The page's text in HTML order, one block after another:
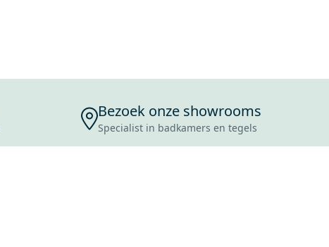
Bezoek onze showrooms
Specialist in badkamers en tegels